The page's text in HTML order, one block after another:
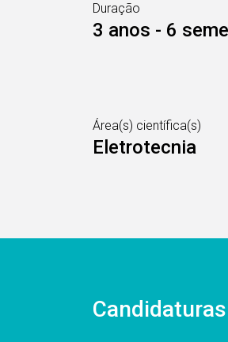
Duração
3 anos - 6
Área(s) científica(s)
Eletrotecnia
Candidaturas